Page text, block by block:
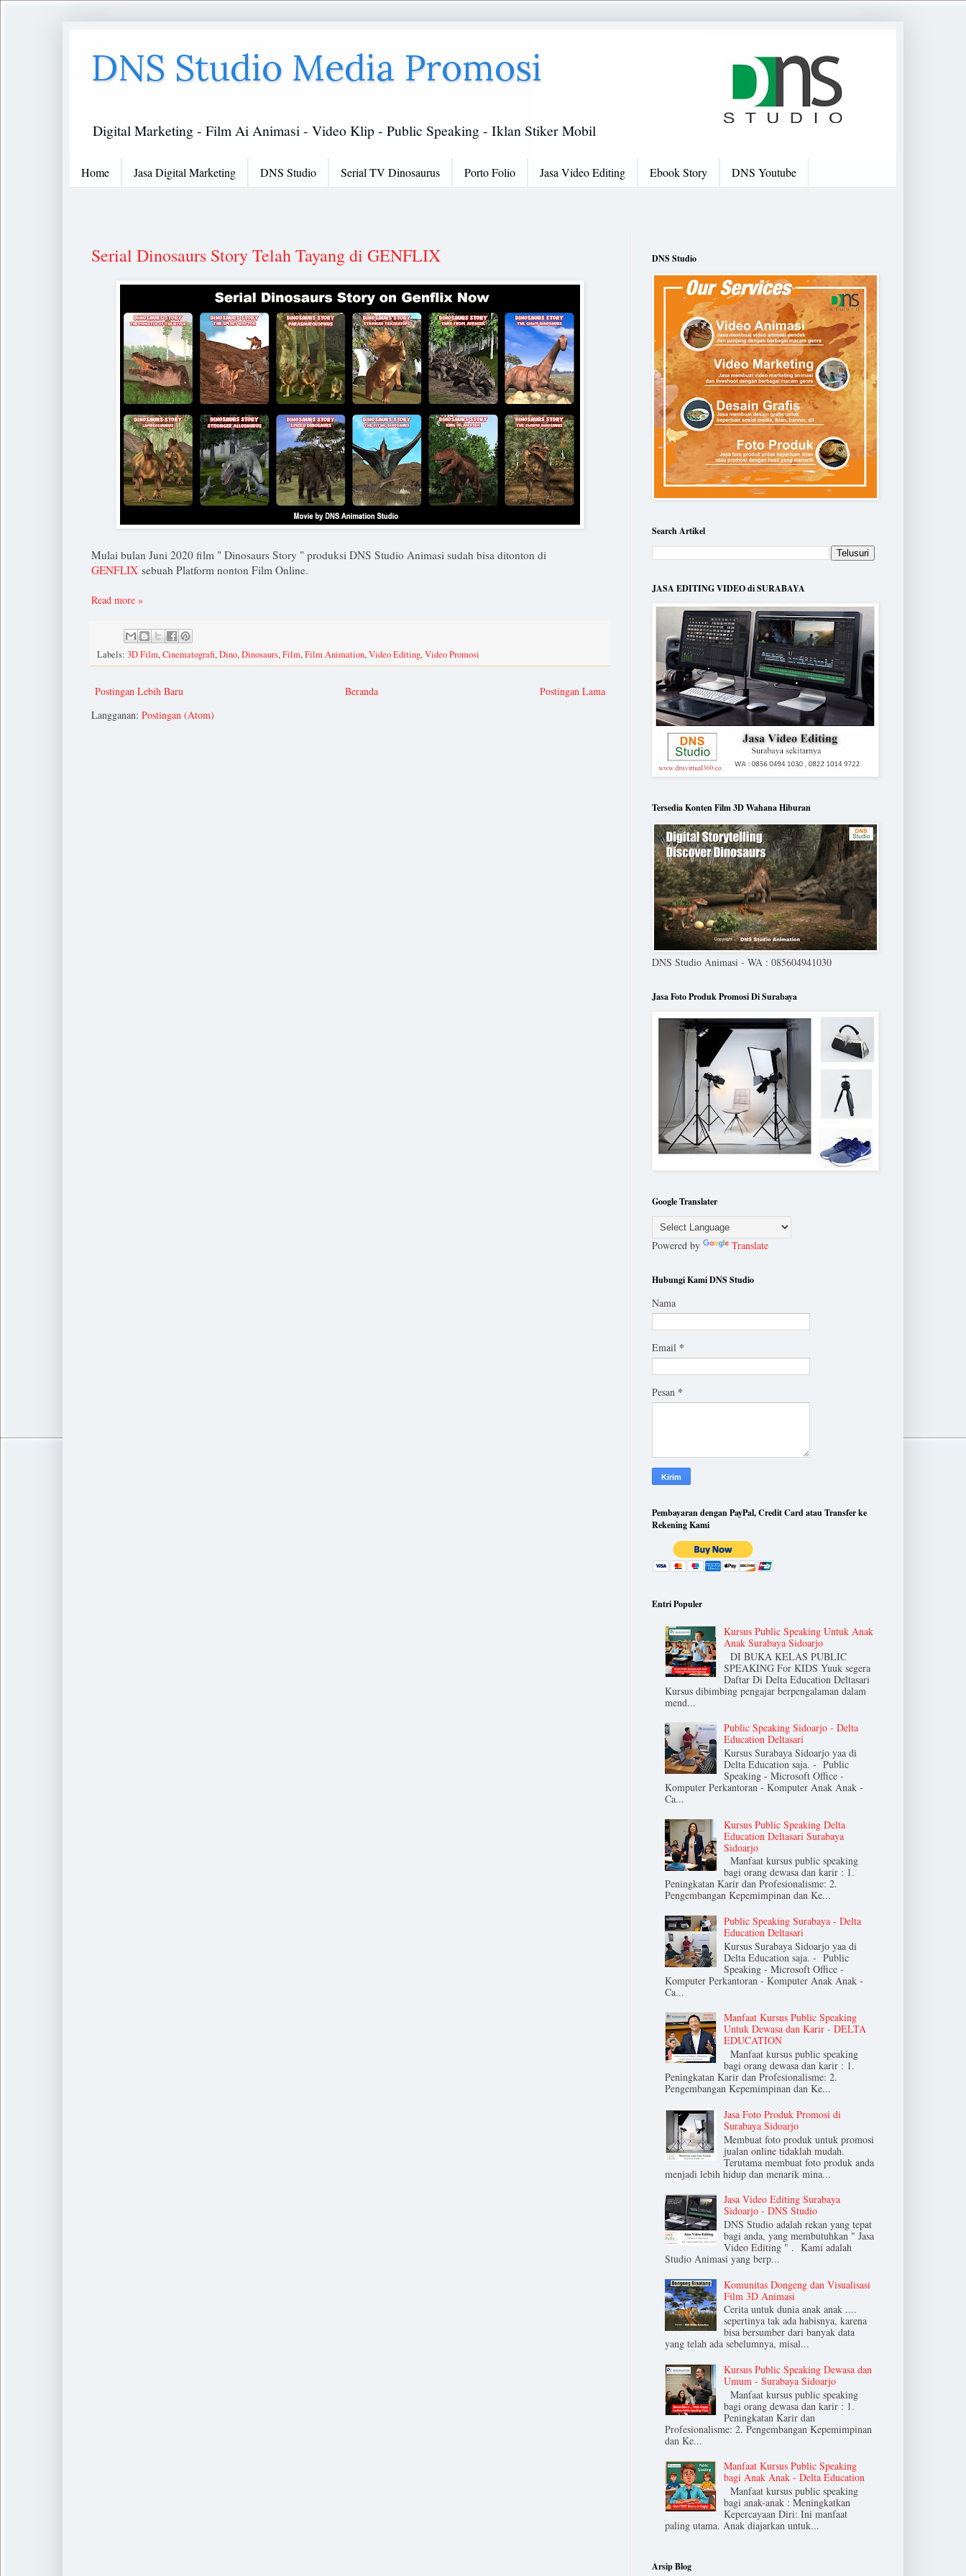
DNS Studio Media Promosi
Digital Marketing - Film Ai Animasi - Video Klip - Public Speaking - Iklan Stiker Mobil
Home Jasa Digital Marketing DNS Studio Serial TV Dinosaurus Porto Folio Jasa Video Editing Ebook Story DNS Youtube
Serial Dinosaurs Story Telah Tayang di GENFLIX
Mulai bulan Juni 2020 film " Dinosaurs Story " produksi DNS Studio Animasi sudah bisa ditonton di
GENFLIX sebuah Platform nonton Film Online.
Read more »
Labels: 3D Film,Cinematografi,Dino,Dinosaurs,Film,Film Animation,Video Editing,Video Promosi
Postingan Lebih Baru Postingan Lama
Beranda
Langganan: Postingan (Atom)
DNS Studio
Search Artikel
JASA EDITING VIDEO di SURABAYA
Tersedia Konten Film 3D Wahana Hiburan
DNS Studio Animasi - WA : 085604941030
Jasa Foto Produk Promosi Di Surabaya
Google Translater
Powered by Translate
Hubungi Kami DNS Studio
Nama
Email *
Pesan *
Pembayaran dengan PayPal, Credit Card atau Transfer ke
Rekening Kami
Entri Populer
Kursus Public Speaking Untuk Anak
Anak Surabaya Sidoarjo
DI BUKA KELAS PUBLIC
SPEAKING For KIDS Yuuk segera
Daftar Di Delta Education Deltasari
Kursus dibimbing pengajar berpengalaman dalam
mend...
Public Speaking Sidoarjo - Delta
Education Deltasari
Kursus Surabaya Sidoarjo yaa di
Delta Education saja. - Public
Speaking - Microsoft Office -
Komputer Perkantoran - Komputer Anak Anak -
Ca...
Kursus Public Speaking Delta
Education Deltasari Surabaya
Sidoarjo
Manfaat kursus public speaking
bagi orang dewasa dan karir : 1.
Peningkatan Karir dan Profesionalisme: 2.
Pengembangan Kepemimpinan dan Ke...
Public Speaking Surabaya - Delta
Education Deltasari
Kursus Surabaya Sidoarjo yaa di
Delta Education saja. - Public
Speaking - Microsoft Office -
Komputer Perkantoran - Komputer Anak Anak -
Ca...
Manfaat Kursus Public Speaking
Untuk Dewasa dan Karir - DELTA
EDUCATION
Manfaat kursus public speaking
bagi orang dewasa dan karir : 1.
Peningkatan Karir dan Profesionalisme: 2.
Pengembangan Kepemimpinan dan Ke...
Jasa Foto Produk Promosi di
Surabaya Sidoarjo
Membuat foto produk untuk promosi
jualan online tidaklah mudah.
Terutama membuat foto produk anda
menjadi lebih hidup dan menarik mina...
Jasa Video Editing Surabaya
Sidoarjo - DNS Studio
DNS Studio adalah rekan yang tepat
bagi anda, yang membutuhkan " Jasa
Video Editing " . Kami adalah
Studio Animasi yang berp...
Komunitas Dongeng dan Visualisasi
Film 3D Animasi
Cerita untuk dunia anak anak ....
sepertinya tak ada habisnya, karena
bisa bersumber dari banyak data
yang telah ada sebelumnya, misal...
Kursus Public Speaking Dewasa dan
Umum - Surabaya Sidoarjo
Manfaat kursus public speaking
bagi orang dewasa dan karir : 1.
Peningkatan Karir dan
Profesionalisme: 2. Pengembangan Kepemimpinan
dan Ke...
Manfaat Kursus Public Speaking
bagi Anak Anak - Delta Education
Manfaat kursus public speaking
bagi anak-anak : Meningkatkan
Kepercayaan Diri: Ini manfaat
paling utama. Anak diajarkan untuk...
Arsip Blog